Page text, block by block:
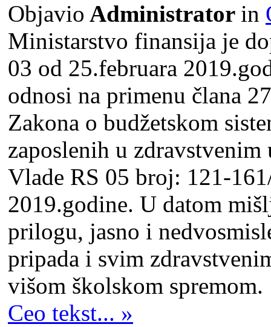
Objavio Administrator in
Ministarstvo finansija je
03 od 25.februara
odnosi na primenu člana
Zakona o budžetskom
zaposlenih u zdravstvenim
Vlade RS 05 broj: 121-
2019.godine. U datom
prilogu, jasno i
pripada i svim
višom školskom spremom.
Ceo tekst... »